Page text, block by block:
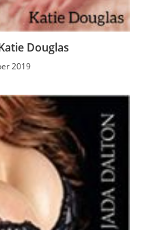
Douglas
2019